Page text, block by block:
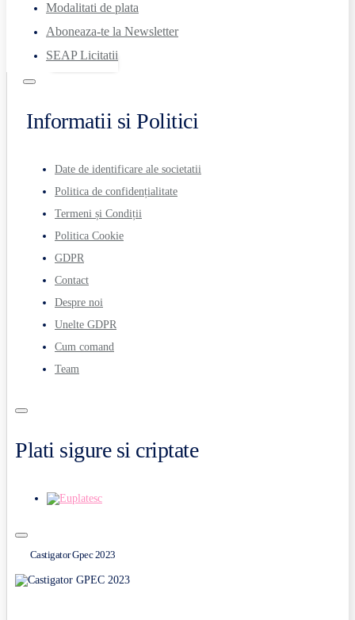
Modalitati de plata
Aboneaza-te la Newsletter
SEAP Licitatii
Informatii si Politici
Date de identificare ale societatii
Politica de confidențialitate
Termeni și Condiții
Politica Cookie
GDPR
Contact
Despre noi
Unelte GDPR
Cum comand
Team
Plati sigure si criptate
Castigator Gpec 2023